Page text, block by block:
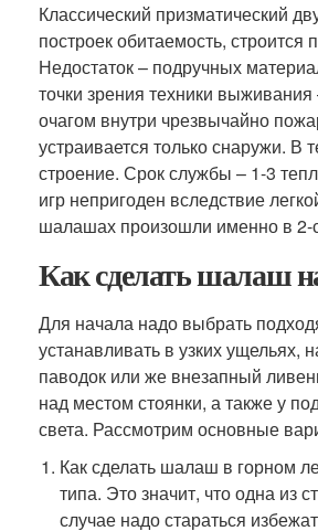
Классический призматический
построек обитаемость,
Недостаток – подручных
точки зрения техники
очагом внутри чрезвычайно
устраивается только снаружи. В
строение. Срок службы – 1-3
игр непригоден вследствие
шалашах произошли именно в 2-
Как сделать шалаш
Для начала надо выбрать
устанавливать в узких ущельях,
паводок или же внезапный
над местом стоянки, а также у
света. Рассмотрим основные
Как сделать шалаш в горном
типа. Это значит, что одна из
случае надо стараться